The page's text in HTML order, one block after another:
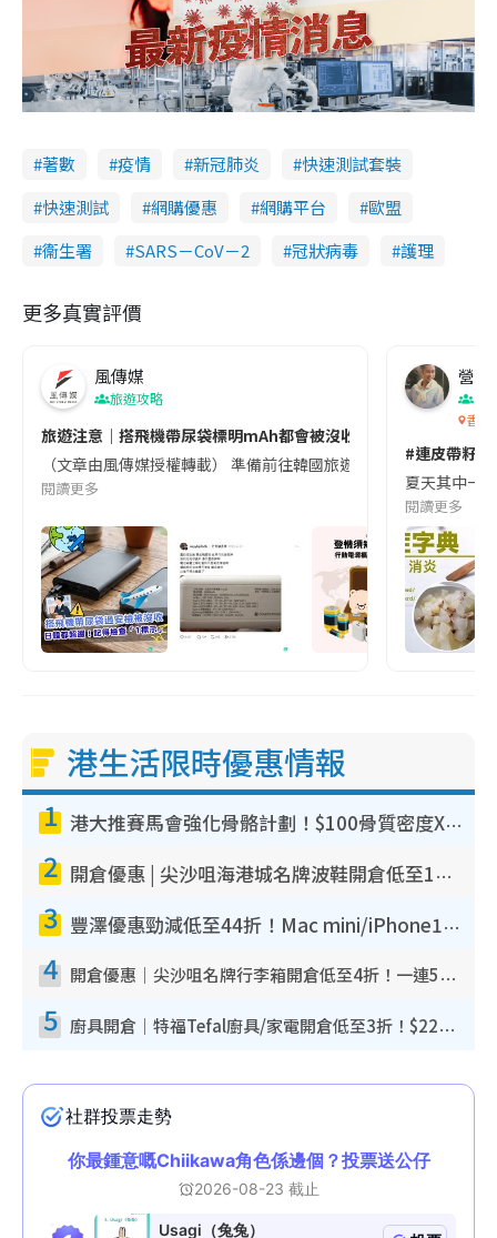
著數 疫情 新冠肺炎
快速測試套裝
快速測試
網購優惠 網購平台
歐盟
衞生署
SARS－CoV－2 冠狀病毒 護理
更多真實評價
風傳媒
旅遊攻略
旅遊注意｜搭飛機帶尿袋標明mAh都會被沒收😱出發前切記檢查
（文章由風傳媒授權轉載） 準備前往韓國旅遊的民眾，近期要
閱讀更多
營養
香港
#連皮帶籽
夏天其中一
閱讀更多
港生活限時優惠情報
1 港大推賽馬會強化骨骼計劃！$100骨質密度X光檢查 完成免費運動訓練送超市禮券！附參加資格
2 開倉優惠 | 尖沙咀海港城名牌波鞋開倉低至1折！On鞋$899起／Joy&Peace鞋履$98起
3 豐澤優惠勁減低至44折！Mac mini/iPhone17Pro大減價！廚房家電$220起
4 開倉優惠｜尖沙咀名牌行李箱開倉低至4折！一連5日 American Tourister/ace./Hallmark $200起！
5 廚具開倉｜特福Tefal廚具/家電開倉低至3折！$220起買平底鍋/炒鑊/湯煲！電飯煲/吸塵機/燙斗$418起